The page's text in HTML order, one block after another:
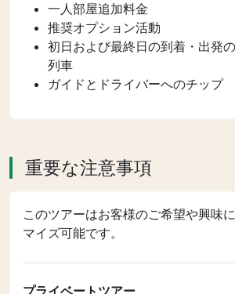
一人部屋追加料金
推奨オプション活動
初日および最終日の到着・出発
列車
ガイドとドライバーへのチップ
重要な注意事項
このツアーはお客様のご希望や興味
マイズ可能です。
プライベートツアー